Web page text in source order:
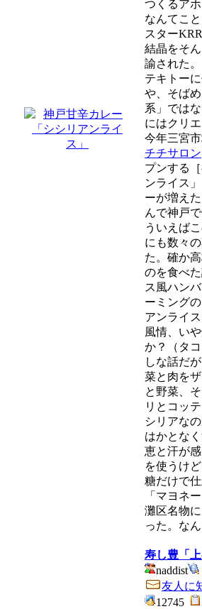
つくるア
なんてこ
スター
結晶をそ
諭された
テキトー
や、そば
系」では
にはクリ
今年三宮
チチサロン
プンする
ンライス
ーが増え
んで神戸
ういえば
にも数々
た。確か
のを食べ
ス風ハン
ーミング
アンライ
風情、い
か？（タ
しな話だ
菜と肉を
と野菜、
リとコッ
シリアな
はかとな
恵と汗が
を使うけ
糖だけで
「マヨネ
灘区名物
った。な
寿し豊「
naddist
友人に
12745